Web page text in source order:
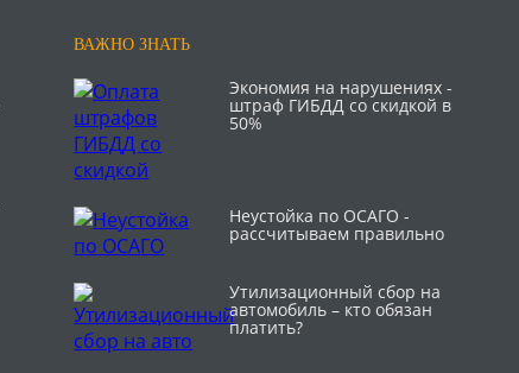
ВАЖНО ЗНАТЬ
Экономия на нарушениях -
штраф ГИБДД со скидкой в
50%
Неустойка по ОСАГО -
рассчитываем правильно
Утилизационный сбор на
автомобиль – кто обязан
платить?